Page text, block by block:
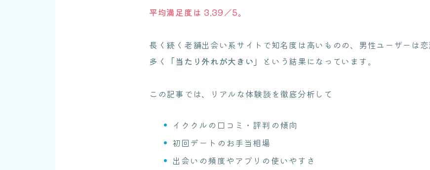
平均満足度は 3.39／5。
長く続く老舗出会い系サイトで知名度は高いものの、男性ユーザーは
多く
「当たり外れが大きい」 という結果になっています。
この記事では、リアルな体験談を徹底分析して
イククルの口コミ・評判の傾向
初回デートのお手当相場
出会いの頻度やアプリの使いやすさ